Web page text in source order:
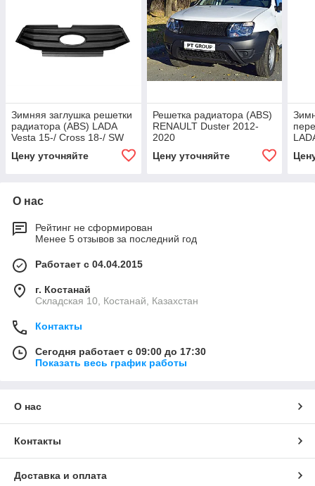
Зимняя заглушка решетки
радиатора (ABS) LADA
Vesta 15-/ Cross 18-/ SW
Цену уточняйте
Решетка радиатора (ABS)
RENAULT Duster 2012-
2020
Цену уточняйте
О нас
Рейтинг не сформирован
Менее 5 отзывов за последний год
Работает с 04.04.2015
г. Костанай
Складская 10, Костанай, Казахстан
Контакты
Сегодня работает с 09:00 до 17:30
Показать весь график работы
О нас
Контакты
Доставка и оплата